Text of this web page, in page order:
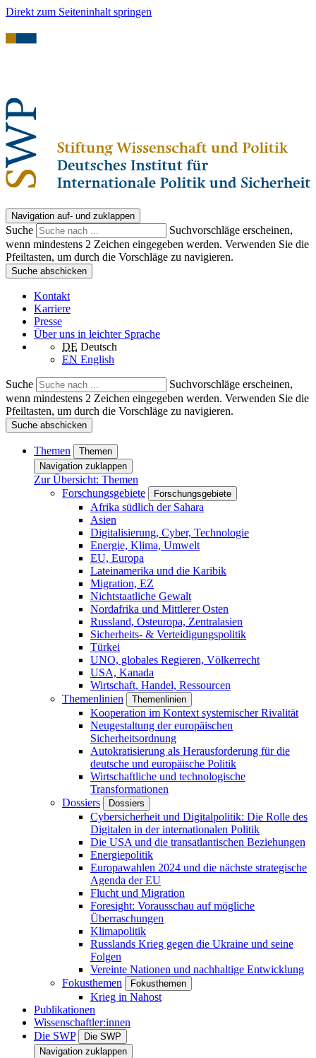
Direkt zum Seiteninhalt springen
Navigation auf- und zuklappen
Suche
Suchvorschläge erscheinen,
wenn mindestens 2 Zeichen eingegeben werden. Verwenden Sie die
Pfeiltasten, um durch die Vorschläge zu navigieren.
Suche abschicken
Kontakt
Karriere
Presse
Über uns in leichter Sprache
DE Deutsch
EN English
Suche
Suchvorschläge erscheinen,
wenn mindestens 2 Zeichen eingegeben werden. Verwenden Sie die
Pfeiltasten, um durch die Vorschläge zu navigieren.
Suche abschicken
Themen
Themen
Navigation zuklappen
Zur Übersicht: Themen
Forschungsgebiete
Forschungsgebiete
Afrika südlich der Sahara
Asien
Digitalisierung, Cyber, Technologie
Energie, Klima, Umwelt
EU, Europa
Lateinamerika und die Karibik
Migration, EZ
Nichtstaatliche Gewalt
Nordafrika und Mittlerer Osten
Russland, Osteuropa, Zentralasien
Sicherheits- & Verteidigungspolitik
Türkei
UNO, globales Regieren, Völkerrecht
USA, Kanada
Wirtschaft, Handel, Ressourcen
Themenlinien
Themenlinien
Kooperation im Kontext systemischer Rivalität
Neugestaltung der europäischen
Sicherheitsordnung
Autokratisierung als Herausforderung für die
deutsche und europäische Politik
Wirtschaftliche und technologische
Transformationen
Dossiers
Dossiers
Cybersicherheit und Digitalpolitik: Die Rolle des
Digitalen in der internationalen Politik
Die USA und die transatlantischen Beziehungen
Energiepolitik
Europawahlen 2024 und die nächste strategische
Agenda der EU
Flucht und Migration
Foresight: Vorausschau auf mögliche
Überraschungen
Klimapolitik
Russlands Krieg gegen die Ukraine und seine
Folgen
Vereinte Nationen und nachhaltige Entwicklung
Fokusthemen
Fokusthemen
Krieg in Nahost
Publikationen
Wissenschaftler:innen
Die SWP
Die SWP
Navigation zuklappen